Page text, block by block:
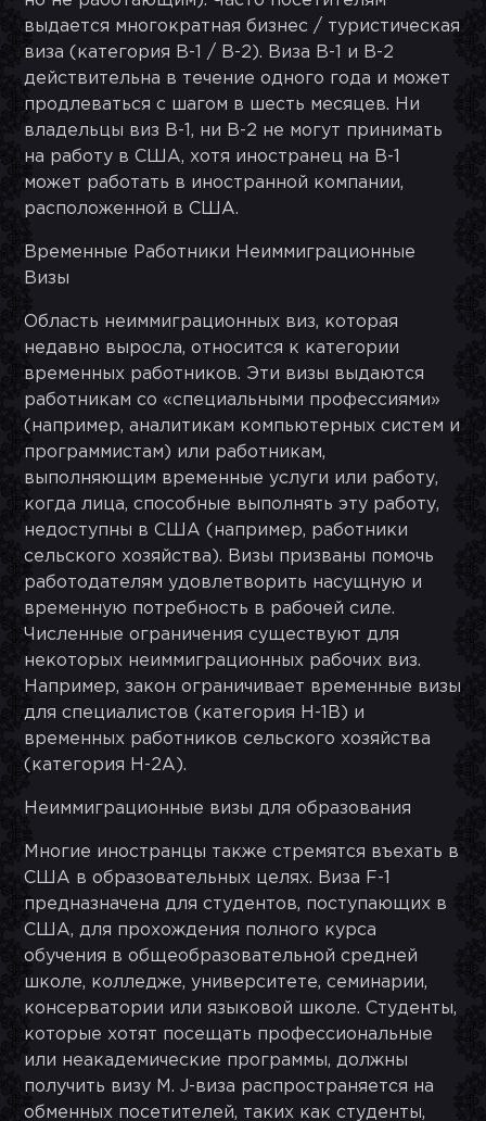
выдается многократная бизнес / туристическая
виза (категория B-1 / B-2). Виза B-1 и B-2
действительна в течение одного года и может
продлеваться с шагом в шесть месяцев. Ни
владельцы виз B-1, ни B-2 не могут принимать
на работу в США, хотя иностранец на B-1
может работать в иностранной компании,
расположенной в США.
Временные Работники Неиммиграционные
Визы
Область неиммиграционных виз, которая
недавно выросла, относится к категории
временных работников. Эти визы выдаются
работникам со «специальными профессиями»
(например, аналитикам компьютерных систем и
программистам) или работникам,
выполняющим временные услуги или работу,
когда лица, способные выполнять эту работу,
недоступны в США (например, работники
сельского хозяйства). Визы призваны помочь
работодателям удовлетворить насущную и
временную потребность в рабочей силе.
Численные ограничения существуют для
некоторых неиммиграционных рабочих виз.
Например, закон ограничивает временные визы
для специалистов (категория H-1B) и
временных работников сельского хозяйства
(категория H-2A).
Неиммиграционные визы для образования
Многие иностранцы также стремятся въехать в
США в образовательных целях. Виза F-1
предназначена для студентов, поступающих в
США, для прохождения полного курса
обучения в общеобразовательной средней
школе, колледже, университете, семинарии,
консерватории или языковой школе. Студенты,
которые хотят посещать профессиональные
или неакадемические программы, должны
получить визу M. J-виза распространяется на
обменных посетителей, таких как студенты,